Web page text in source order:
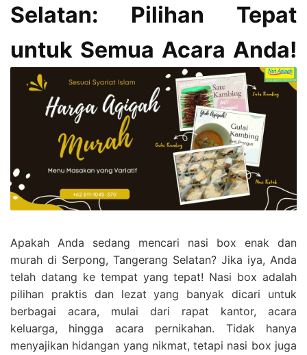
Selatan: Pilihan Tepat
untuk Semua Acara Anda!
Apakah Anda sedang mencari nasi box enak dan
murah di Serpong, Tangerang Selatan? Jika iya, Anda
telah datang ke tempat yang tepat! Nasi box adalah
pilihan praktis dan lezat yang banyak dicari untuk
berbagai acara, mulai dari rapat kantor, acara
keluarga, hingga acara pernikahan. Tidak hanya
menyajikan hidangan yang nikmat, tetapi nasi box juga